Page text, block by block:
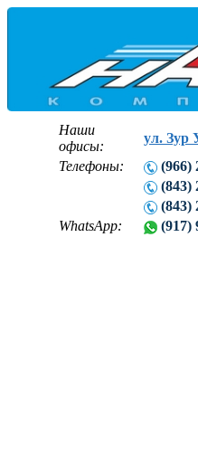
Наши
офисы:
ул. Зур
Телефоны:
(966)
(843)
(843)
WhatsApp:
(917)